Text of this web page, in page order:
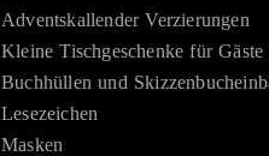
Adventskallender Verzierungen
Kleine Tischgeschenke für Gäste
Buchhüllen und
Lesezeichen
Masken